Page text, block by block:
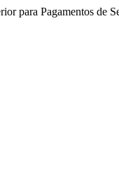
para Pagamentos de